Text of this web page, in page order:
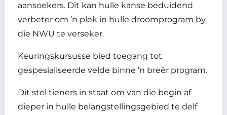
aansoekers. Dit kan hulle kanse beduidend
verbeter om ’n plek in hulle droomprogram by
die NWU te verseker.
Keuringskursusse bied toegang tot
gespesialiseerde velde binne ’n breër program.
Dit stel tieners in staat om van die begin af
dieper in hulle belangstellingsgebied te delf